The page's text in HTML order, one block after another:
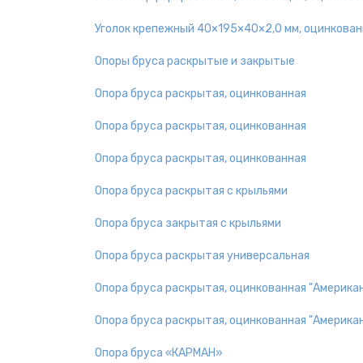
Уголок крепежный 40×195×40×2,0 мм,
Опоры бруса раскрытые и закрытые
Опора бруса раскрытая, оцинкованная
Опора бруса раскрытая, оцинкованная
Опора бруса раскрытая, оцинкованная
Опора бруса раскрытая с крыльями
Опора бруса закрытая с крыльями
Опора бруса раскрытая универсальная
Опора бруса раскрытая, оцинкованная
Опора бруса раскрытая, оцинкованная
Опора бруса «КАРМАН»